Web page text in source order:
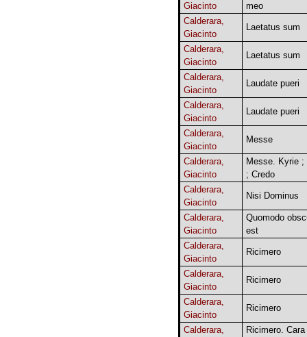
Giacinto
meo
Calderara,
Giacinto
Laetatus sum
Calderara,
Giacinto
Laetatus sum
Calderara,
Giacinto
Laudate pueri
Calderara,
Giacinto
Laudate pueri
Calderara,
Giacinto
Messe
Calderara,
Giacinto
Messe. Kyrie ;
; Credo
Calderara,
Giacinto
Nisi Dominus
Calderara,
Giacinto
Quomodo
est
Calderara,
Giacinto
Ricimero
Calderara,
Giacinto
Ricimero
Calderara,
Giacinto
Ricimero
Calderara,
Ricimero.